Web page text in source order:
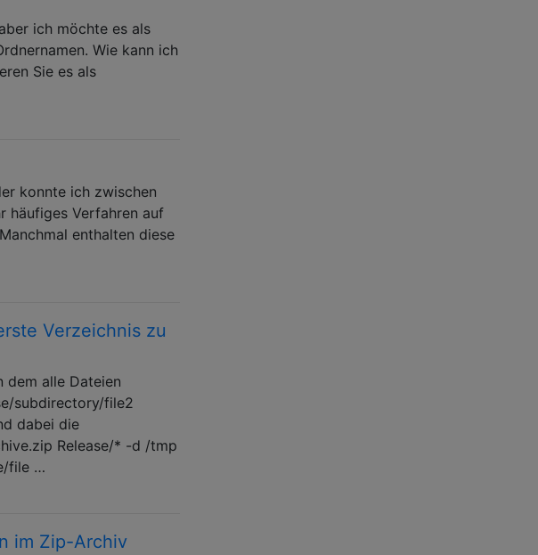
ich möchte es als
Wie kann ich
Sie es als
konnte ich zwischen
häufiges Verfahren auf
enthalten diese
Verzeichnis zu
dem alle Dateien
subdirectory/file2
dabei die
Release/* -d /tmp
file …
im Zip-Archiv